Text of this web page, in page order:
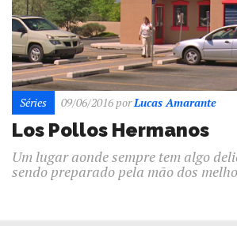
Séries 09/06/2016 por Lucas Amarante
Los Pollos Hermanos
Um lugar aonde sempre tem algo
sendo preparado pela mão dos